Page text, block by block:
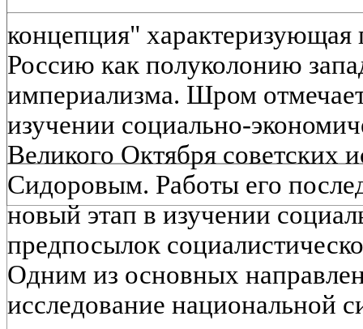
концепция"
Россию как полуколонию
империализма. Шром
изучении социально-
Великого Октября советских
Сидоровым. Работы его
новый этап в изучении
предпосылок
Одним из основных
исследование национальной